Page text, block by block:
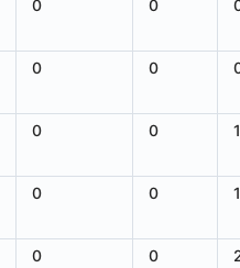
0 0
0 0
0 0
0 0
0 0